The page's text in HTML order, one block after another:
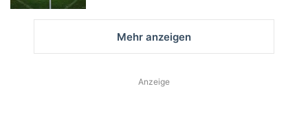
Mehr anzeigen
Anzeige